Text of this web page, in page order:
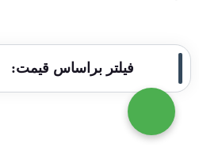
فیلتر براساس قیمت: